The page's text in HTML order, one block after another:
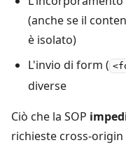
(anche se il
è isolato)
L'invio di form (
diverse
Ciò che la SOP
richieste cross-